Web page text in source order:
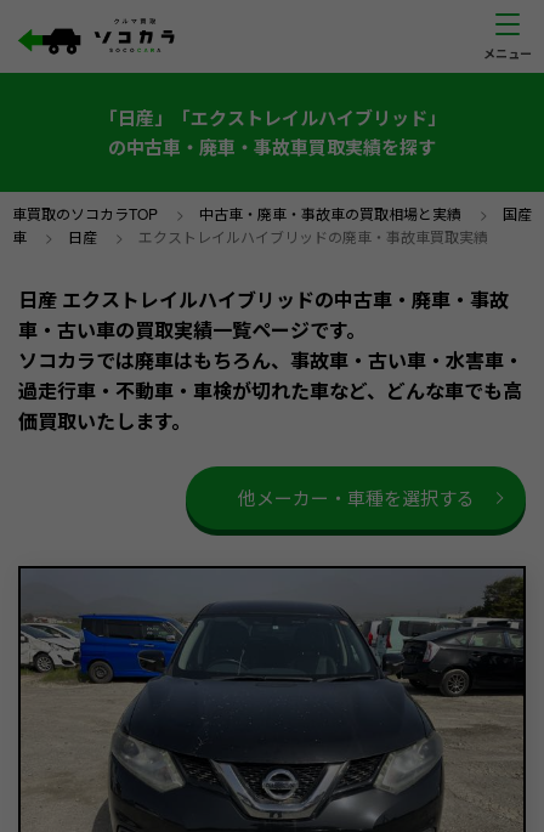
「日産」「エクストレイルハイブリッド」
の中古車・廃車・事故車買取実績を探す
車買取のソコカラTOP > 中古車・廃車・事故車の買取相場と実績 > 国産
車 > 日産 > エクストレイルハイブリッドの廃車・事故車買取実績
日産 エクストレイルハイブリッドの中古車・廃車・事故
車・古い車の買取実績一覧ページです。
ソコカラでは廃車はもちろん、事故車・古い車・水害車・
過走行車・不動車・車検が切れた車など、どんな車でも高
価買取いたします。
他メーカー・車種を選択する